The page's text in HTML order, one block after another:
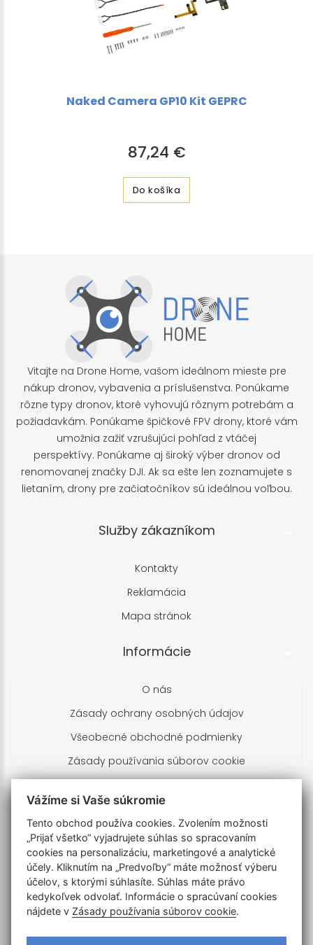
Naked Camera GP10 Kit GEPRC
87,24 €
Do košíka
Vitajte na Drone Home, vašom ideálnom mieste pre
nákup dronov, vybavenia a príslušenstva. Ponúkame
rôzne typy dronov, ktoré vyhovujú rôznym potrebám a
požiadavkám. Ponúkame špičkové FPV drony, ktoré vám
umožnia zažiť vzrušujúci pohľad z vtáčej
perspektívy. Ponúkame aj široký výber dronov od
renomovanej značky DJI. Ak sa ešte len zoznamujete s
lietaním, drony pre začiatočníkov sú ideálnou voľbou.
Služby zákazníkom
Kontakty
Reklamácia
Mapa stránok
Informácie
O nás
Zásady ochrany osobných údajov
Všeobecné obchodné podmienky
Zásady používania súborov cookie
Kontakty
Branislav Brnula
Turčianska 673/19
900 28 Zálesie
Slovenská republika
IČO: 51203758 DIČ: 1024855733
+421905702197
Vážíme si Vaše súkromie
Tento obchod používa cookies. Zvolením možnosti
„Prijať všetko“ vyjadrujete súhlas so spracovaním
cookies na personalizáciu, marketingové a analytické
účely. Kliknutím na „Predvoľby“ máte možnosť výberu
účelov, s ktorými súhlasíte. Súhlas máte právo
kedykoľvek odvolať. Informácie o spracúvaní cookies
nájdete v Zásady používania súborov cookie.